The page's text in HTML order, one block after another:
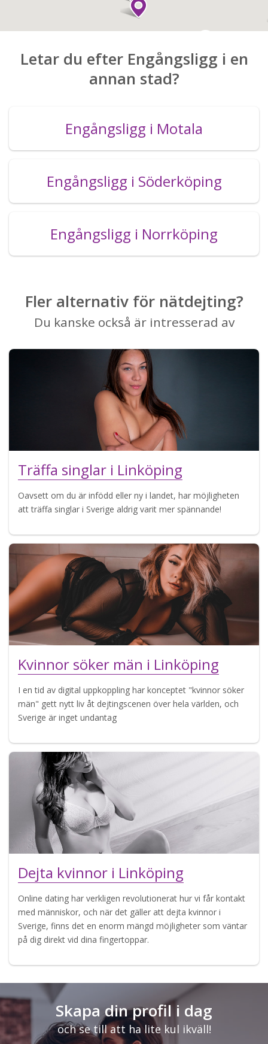
Letar du efter Engångsligg i en
annan stad?
Engångsligg i Motala
Engångsligg i Söderköping
Engångsligg i Norrköping
Fler alternativ för nätdejting?
Du kanske också är intresserad av
Träffa singlar i Linköping
Oavsett om du är infödd eller ny i landet, har möjligheten
att träffa singlar i Sverige aldrig varit mer spännande!
Kvinnor söker män i Linköping
I en tid av digital uppkoppling har konceptet "kvinnor söker
män" gett nytt liv åt dejtingscenen över hela världen, och
Sverige är inget undantag
Dejta kvinnor i Linköping
Online dating har verkligen revolutionerat hur vi får kontakt
med människor, och när det gäller att dejta kvinnor i
Sverige, finns det en enorm mängd möjligheter som väntar
på dig direkt vid dina fingertoppar.
Skapa din profil i dag
och se till att ha lite kul ikväll!